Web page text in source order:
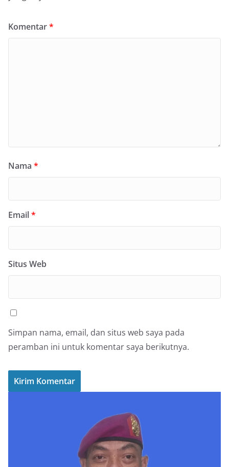
Komentar*
Nama *
Email*
Situs Web
Simpan nama, email, dan situs web saya pada
peramban ini untuk komentar saya berikutnya.